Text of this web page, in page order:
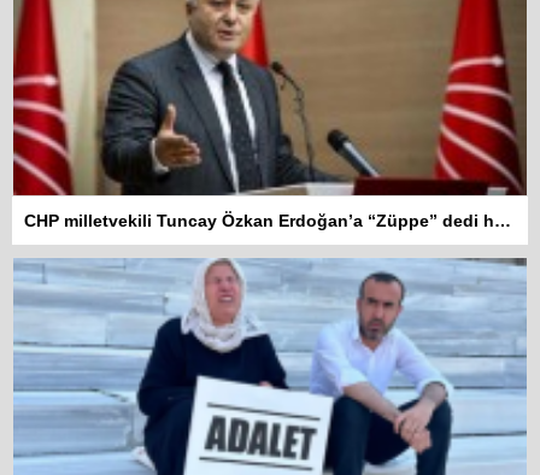
CHP milletvekili Tuncay Özkan Erdoğan’a “Züppe” dedi hakkında soruşturma açıldı